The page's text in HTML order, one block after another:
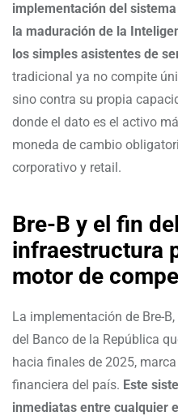
implementación del
la maduración de la
los simples asistentes de
tradicional ya no compite
sino contra su propia
donde el dato es el activo
moneda de cambio
corporativo y retail.
Bre-B y el fin
infraestructura
motor de
La implementación de Bre-
del Banco de la República
hacia finales de 2025,
financiera del país. Este
inmediatas entre cualquier